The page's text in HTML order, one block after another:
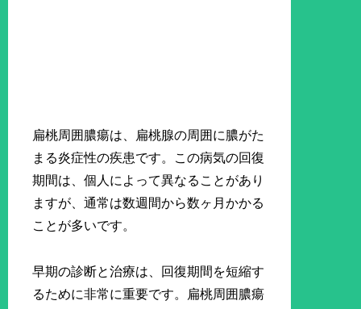
扁桃周囲膿瘍は、扁桃腺の周囲に膿がた
まる炎症性の疾患です。この病気の回復
期間は、個人によって異なることがあり
ますが、通常は数週間から数ヶ月かかる
ことが多いです。
早期の診断と治療は、回復期間を短縮す
るために非常に重要です。扁桃周囲膿瘍